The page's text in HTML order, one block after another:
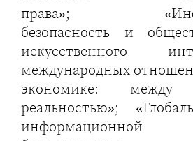
права»;
безопасность и
искусственного
международных
экономике:
реальностью»;
информационной